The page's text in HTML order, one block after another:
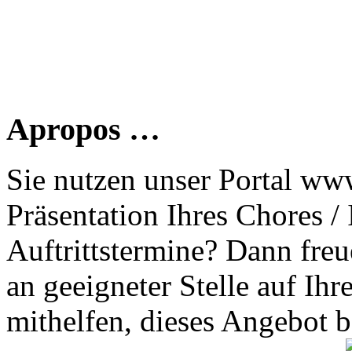
Apropos …
Sie nutzen unser Portal
Präsentation Ihres Chores
Auftrittstermine? Dann
an geeigneter Stelle auf
mithelfen, dieses Angebot